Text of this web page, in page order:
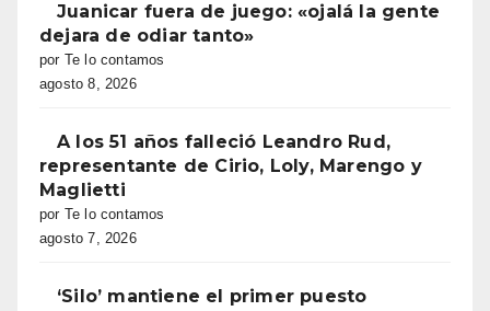
Juanicar fuera de juego: «ojalá la gente
dejara de odiar tanto»
por Te lo contamos
agosto 8, 2026
A los 51 años falleció Leandro Rud,
representante de Cirio, Loly, Marengo y
Maglietti
por Te lo contamos
agosto 7, 2026
‘Silo’ mantiene el primer puesto